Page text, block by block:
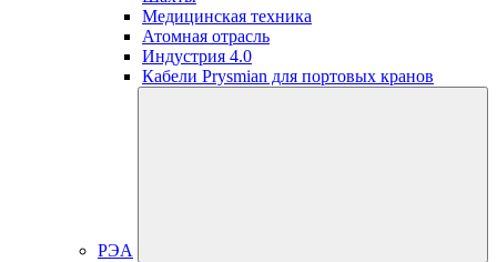
Медицинская техника
Атомная отрасль
Индустрия 4.0
Кабели Prysmian для портовых кранов
РЭА